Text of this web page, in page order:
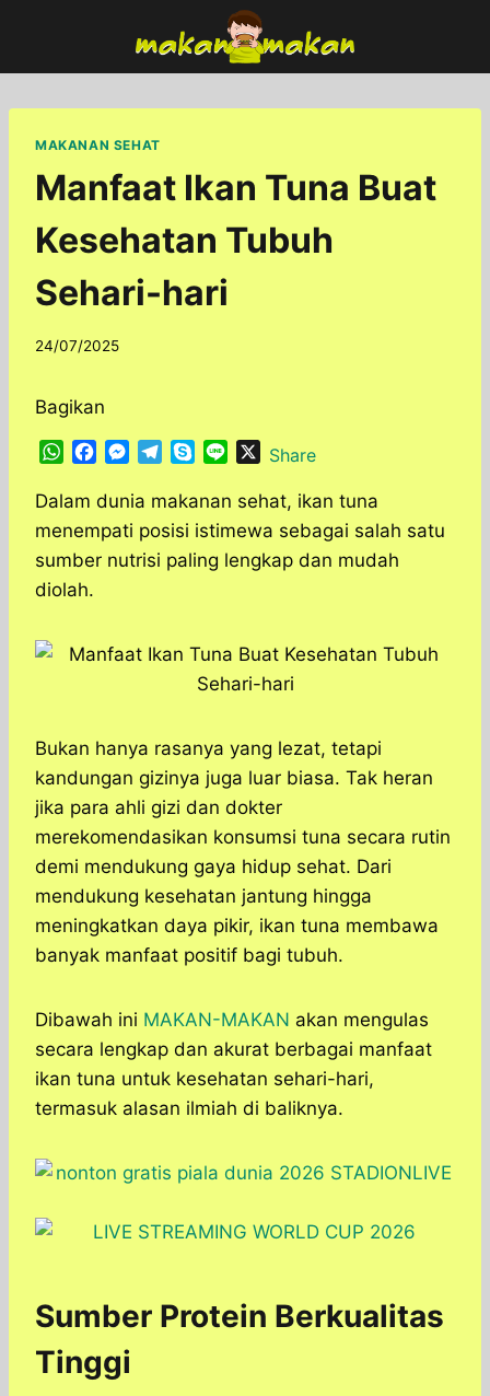
content
MAKANAN SEHAT
Manfaat Ikan Tuna Buat
Kesehatan Tubuh
Sehari-hari
By
24/07/2025
Bagikan
W
a
t
A
p
c
e
b
o
M
s
s
e
n
r
l
e
r
y
p
e
n
e
XShare
Dalam dunia makanan sehat, ikan tuna
menempati posisi istimewa sebagai salah satu
sumber nutrisi paling lengkap dan mudah
diolah.
Bukan hanya rasanya yang lezat, tetapi
kandungan gizinya juga luar biasa. Tak heran
jika para ahli gizi dan dokter
merekomendasikan konsumsi tuna secara rutin
demi mendukung gaya hidup sehat. Dari
mendukung kesehatan jantung hingga
meningkatkan daya pikir, ikan tuna membawa
banyak manfaat positif bagi tubuh.
Dibawah ini MAKAN-MAKAN akan mengulas
secara lengkap dan akurat berbagai manfaat
ikan tuna untuk kesehatan sehari-hari,
termasuk alasan ilmiah di baliknya.
Sumber Protein Berkualitas
Tinggi